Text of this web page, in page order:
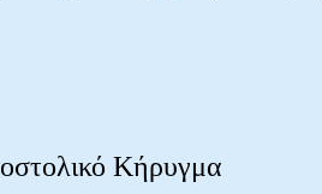
Κήρυγμα